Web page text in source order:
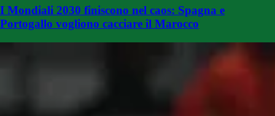
I Mondiali 2030 finiscono nel caos: Spagna e
Portogallo vogliono cacciare il Marocco